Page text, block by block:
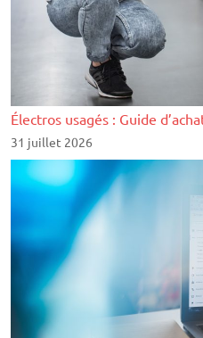
Électros usagés : Guide
31 juillet 2026